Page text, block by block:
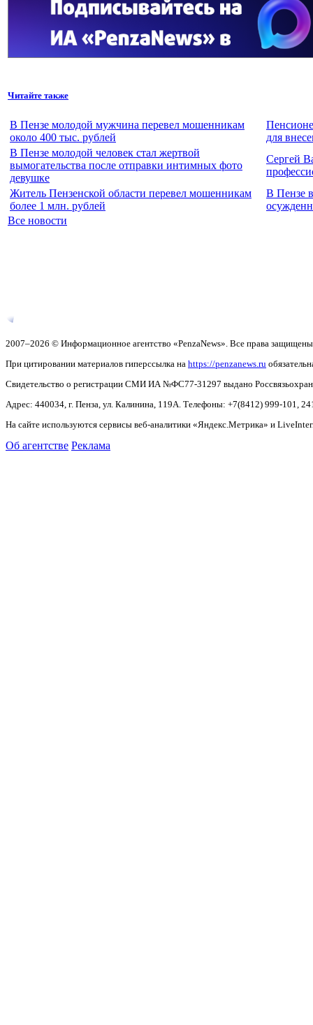
Читайте также
В Пензе молодой мужчина перевел мошенникам
около 400 тыс. рублей
для
В Пензе молодой человек стал жертвой
вымогательства после отправки интимных фото
девушке
Сергей
Житель Пензенской области перевел мошенникам
более 1 млн. рублей
В Пензе
Все новости
2007–2026 © Информационное агентство «PenzaNews». Все права
При цитировании материалов гиперссылка на https://penzanews.ru
Свидетельство о регистрации СМИ ИА №ФС77-31297 выдано
Адрес: 440034, г. Пенза, ул. Калинина, 119А. Телефоны: +7(8412) 999-101,
На сайте используются сервисы веб-аналитики «Яндекс.Метрика» и
Об агентстве Реклама